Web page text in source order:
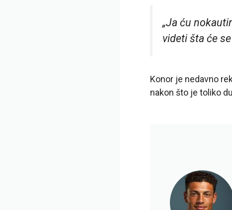
„Ja ću
videti šta će
Konor je nedavno
nakon što je toliko